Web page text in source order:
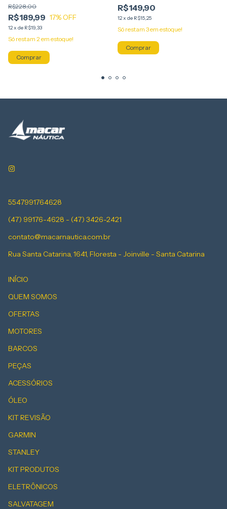
R$189,99
R$228,00
17% OFF
12x de R$19,33
Só restam 2 em estoque!
R$149,90
12x de R$15,25
Só restam 3em estoque!
5547991764628
(47) 99176-4628 - (47) 3426-2421
contato@macarnautica.com.br
Rua Santa Catarina, 1641, Floresta - Joinville - Santa Catarina
INÍCIO
QUEM SOMOS
OFERTAS
MOTORES
BARCOS
PEÇAS
ACESSÓRIOS
ÓLEO
KIT REVISÃO
GARMIN
STANLEY
KIT PRODUTOS
ELETRÔNICOS
SALVATAGEM